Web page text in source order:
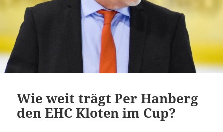
Wie weit trägt Per Hanberg
den EHC Kloten im Cup?